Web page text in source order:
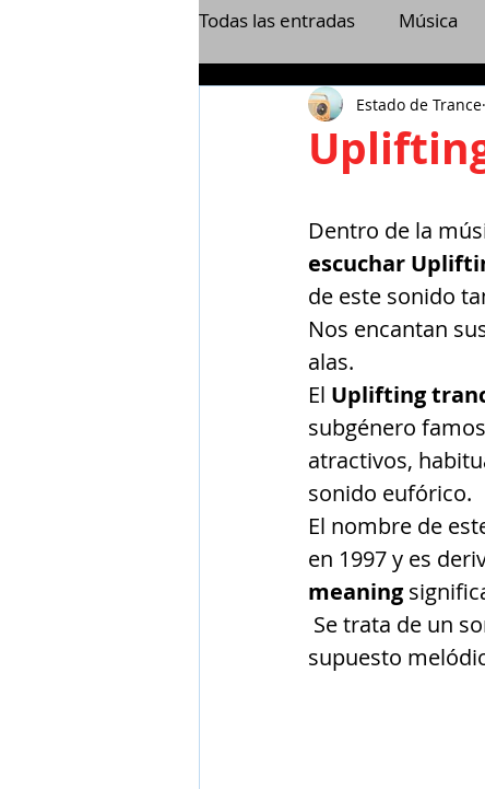
Todas las entradas Música
Wix Marketing
Estado de Trance
Dentro de la
escuchar
de este sonido
Nos encantan
alas.
El Uplifting
subgénero
atractivos,
sonido eufórico.​
El nombre de
en 1997 y es
meaning
supuesto